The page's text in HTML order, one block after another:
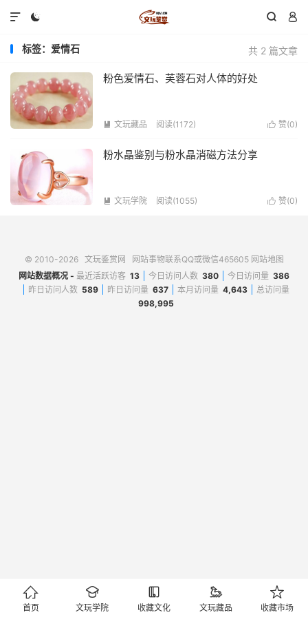
  

共 2 篇文章
标签：爱情石
粉色爱情石、芙蓉石对人体的好处
 赞(0)
 文玩藏品 阅读(1172)
粉水晶鉴别与粉水晶消磁方法分享
 赞(0)
 文玩学院 阅读(1055)
© 2010-2026 文玩鉴赏网 网站事物联系QQ或微信465605 网站地图
网站数据概况 - 最近活跃访客 13 今日访问人数 380 今日访问量 386
昨日访问人数 589 昨日访问量 637 本月访问量 4,643
总访问量
998,995

首页

文玩学院

收藏文化

文玩藏品

收藏市场